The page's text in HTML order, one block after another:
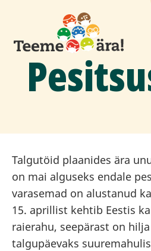
Talgutöid plaanides ära
on mai alguseks endale
varasemad on alustanud
15. aprillist kehtib Eestis
raierahu, seepärast on
talgupäevaks